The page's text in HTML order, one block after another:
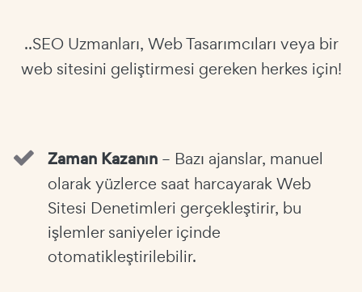
..SEO Uzmanları, Web Tasarımcıları veya bir
web sitesini geliştirmesi gereken herkes için!
Zaman Kazanın – Bazı ajanslar, manuel
olarak yüzlerce saat harcayarak Web
Sitesi Denetimleri gerçekleştirir, bu
işlemler saniyeler içinde
otomatikleştirilebilir.